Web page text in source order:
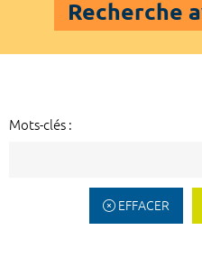
Recherche
Mots-clés :
EFFACER